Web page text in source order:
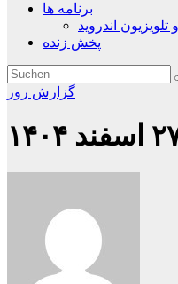
برنامه ها
اندروید
پخش زنده
گزارش روز